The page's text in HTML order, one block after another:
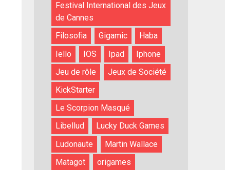
Festival International des Jeux
de Cannes
Filosofia
Gigamic
Haba
Iello
IOS Ipad
Iphone
Jeu de rôle
Jeux de Société
KickStarter
Le Scorpion Masqué
Libellud
Lucky Duck Games
Ludonaute
Martin Wallace
Matagot
origames